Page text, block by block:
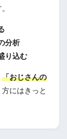
分析
り込む
「おじさんの
方にはきっと